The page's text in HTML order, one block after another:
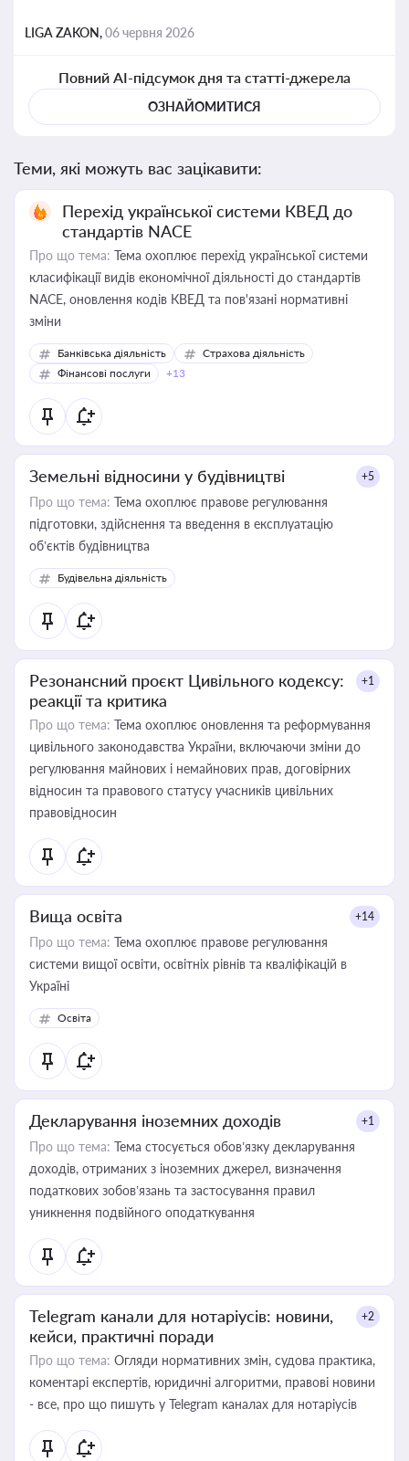
LIGA ZAKON,06 червня 2026
Повний AI-підсумок дня та статті-джерела
ОЗНАЙОМИТИСЯ
Теми, які можуть вас зацікавити:
Перехід української системи КВЕД до
стандартів NACE
Про що тема: Тема охоплює перехід української системи
класифікації видів економічної діяльності до стандартів
NACE, оновлення кодів КВЕД та пов'язані нормативні
зміни
Банківська діяльність
Страхова діяльність
Фінансові послуги
+13
Земельні відносини у будівництві +5
Про що тема: Тема охоплює правове регулювання
підготовки, здійснення та введення в експлуатацію
об’єктів будівництва
Будівельна діяльність
Резонансний проєкт Цивільного кодексу:
реакції та критика
+1
Про що тема: Тема охоплює оновлення та реформування
цивільного законодавства України, включаючи зміни до
регулювання майнових і немайнових прав, договірних
відносин та правового статусу учасників цивільних
правовідносин
Вища освіта +14
Про що тема: Тема охоплює правове регулювання
системи вищої освіти, освітніх рівнів та кваліфікацій в
Україні
Освіта
Декларування іноземних доходів +1
Про що тема: Тема стосується обов’язку декларування
доходів, отриманих з іноземних джерел, визначення
податкових зобов’язань та застосування правил
уникнення подвійного оподаткування
Telegram канали для нотаріусів: новини,
кейси, практичні поради
+2
Про що тема: Огляди нормативних змін, судова практика,
коментарі експертів, юридичні алгоритми, правові новини
- все, про що пишуть у Telegram каналах для нотаріусів